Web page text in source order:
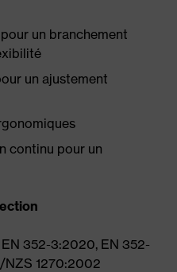
un branchement
un ajustement
continu pour un
352-3:2020, EN 352-
NZS 1270:2002